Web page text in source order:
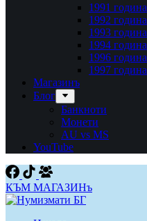
1991 година
1992 година
1993 година
1994 година
1996 година
1997 година
Магазинъ
Блог
Банкноти
Монети
AU vs MS
YouTube
КЪМ МАГАЗИНъ